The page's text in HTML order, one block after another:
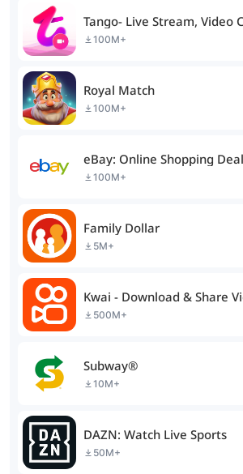
Tango- Live Stream, Video
100M+
Royal Match
100M+
eBay: Online Shopping
100M+
Family Dollar
5M+
Kwai - Download & Share
500M+
Subway®
10M+
DAZN: Watch Live Sports
50M+